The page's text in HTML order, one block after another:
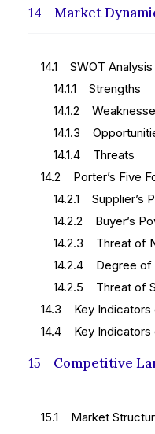
14 Market
14.1 SWOT Analysis
14.1.1 Strengths
14.1.2
14.1.3
14.1.4 Threats
14.2 Porter’s Five
14.2.1 Supplier’s
14.2.2 Buyer’s
14.2.3 Threat of
14.2.4 Degree of
14.2.5 Threat of
14.3 Key Indicators
14.4 Key Indicators
15 Competitive
15.1 Market